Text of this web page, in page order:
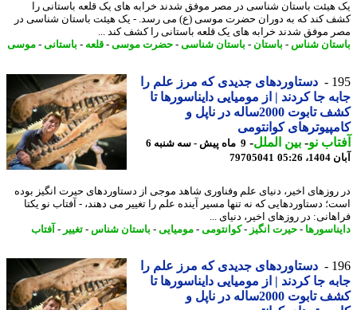
باستان شناسی در مصر موفق شدند خرابه های یک قلعه باستانی را
کند که به دوران حضرت موسی (ع) می رسد. - یک هیئت باستان شناسی در
موفق شدند خرابه های یک قلعه باستانی را کشف کند ...
شناس-باستان-باستان شناسی-حضرت موسی-قلعه -باستانی-موسی
دستاوردهای جدیدی که مرز علم را
جا کردند | از مومیایی دایناسورها تا
کشف تابوت 2000ساله در ناپل و
کوانتومی
نو- بین الملل-
9 ماه پیش - سه شنبه 6
79705041
اخیر، دنیای علم وفناوری شاهد موجی از دستاوردهای حیرت انگیز بوده
دستاوردهایی که نه تنها مسیر آینده علم را تغییر می دهند، - آفتاب نو یکتا
در روزهای اخیر، دنیای ...
- حیرت انگیز -کوانتومی-مومیایی-باستان شناس-تغییر-آفتاب
دستاوردهای جدیدی که مرز علم را
جا کردند | از مومیایی دایناسورها تا
کشف تابوت 2000ساله در ناپل و